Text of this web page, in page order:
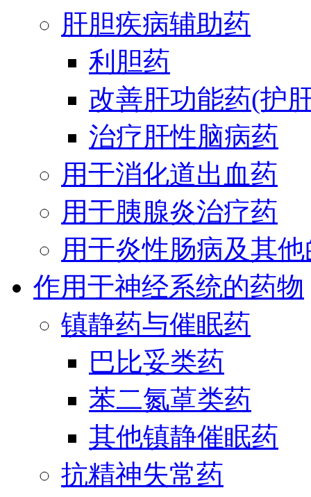
肝胆疾病辅助药
利胆药
改善肝功能药(护
治疗肝性脑病药
用于消化道出血药
用于胰腺炎治疗药
用于炎性肠病及其
作用于神经系统的药物
镇静药与催眠药
巴比妥类药
苯二氮䓬类药
其他镇静催眠药
抗精神失常药